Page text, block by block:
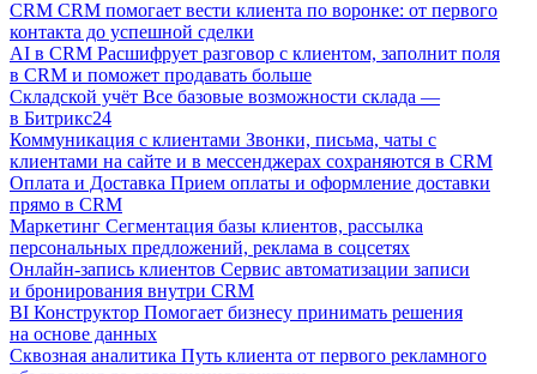
CRM CRM помогает вести клиента по воронке: от первого
контакта до успешной сделки
AI в CRM Расшифрует разговор с клиентом, заполнит поля
в CRM и поможет продавать больше
Складской учёт Все базовые возможности склада —
в Битрикс24
Коммуникация с клиентами Звонки, письма, чаты с
клиентами на сайте и в мессенджерах сохраняются в CRM
Оплата и Доставка Прием оплаты и оформление доставки
прямо в CRM
Маркетинг Сегментация базы клиентов, рассылка
персональных предложений, реклама в соцсетях
Онлайн-запись клиентов Сервис автоматизации записи
и бронирования внутри CRM
BI Конструктор Помогает бизнесу принимать решения
на основе данных
Сквозная аналитика Путь клиента от первого рекламного